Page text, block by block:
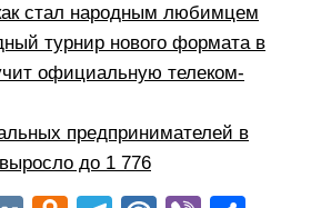
стал народным любимцем
турнир нового формата в
официальную телеком-
предпринимателей в
до 1 776